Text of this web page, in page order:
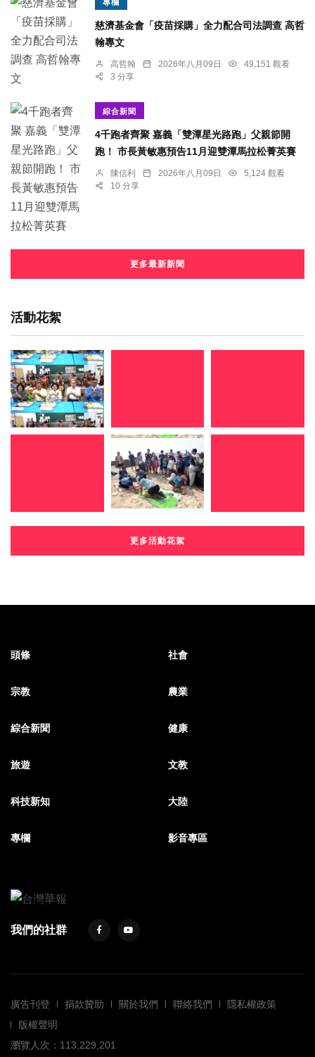
專欄
慈濟基金會「疫苗採購」全力配合司法調查 高哲
翰專文
高哲翰 2026年八月09日
49,151 觀看
3 分享
綜合新聞
4千跑者齊聚 嘉義「雙潭星光路跑」父親節開
跑！ 市長黃敏惠預告11月迎雙潭馬拉松菁英賽
陳信利 2026年八月09日
5,124 觀看
10 分享
更多最新新聞
活動花絮
更多活動花絮
頭條 社會
宗教 農業
綜合新聞 健康
旅遊 文教
科技新知 大陸
專欄 影音專區
我們的社群
廣告刊登 捐款贊助 關於我們 聯絡我們
隱私權政策
版權聲明
瀏覽人次：113,229,201